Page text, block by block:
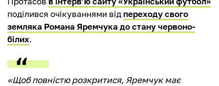
поділився очікуваннями від переходу свого
земляка Романа Яремчука до стану червоно-
білих.
«Щоб повністю розкритися, Яремчук має